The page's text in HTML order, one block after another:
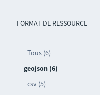
FORMAT DE RESSOURCE
Tous (6)
geojson (6)
csv (5)